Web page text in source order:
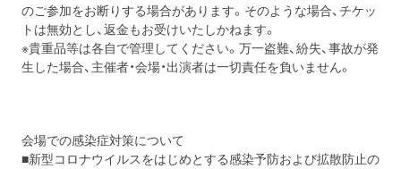
のご参加をお断りする場合があります。そのような場合、チケッ
トは無効とし、返金もお受けいたしかねます。
※貴重品等は各自で管理してください。万一盗難、紛失、事故が発
生した場合、主催者・会場・出演者は一切責任を負いません。
会場での感染症対策について
■新型コロナウイルスをはじめとする感染予防および拡散防止の